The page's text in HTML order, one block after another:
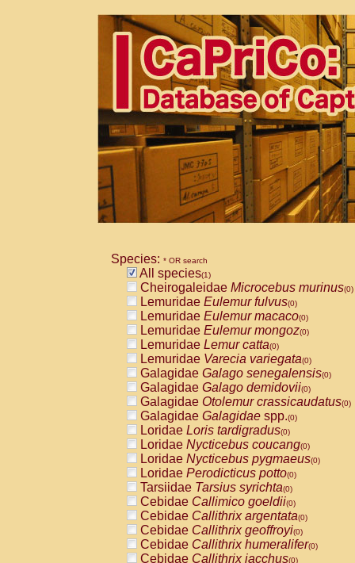
Species: * OR search
All species(1)
Cheirogaleidae Microcebus murinus(0)
Lemuridae Eulemur fulvus(0)
Lemuridae Eulemur macaco(0)
Lemuridae Eulemur mongoz(0)
Lemuridae Lemur catta(0)
Lemuridae Varecia variegata(0)
Galagidae Galago senegalensis(0)
Galagidae Galago demidovii(0)
Galagidae Otolemur crassicaudatus(0)
Galagidae Galagidae spp.(0)
Loridae Loris tardigradus(0)
Loridae Nycticebus coucang(0)
Loridae Nycticebus pygmaeus(0)
Loridae Perodicticus potto(0)
Tarsiidae Tarsius syrichta(0)
Cebidae Callimico goeldii(0)
Cebidae Callithrix argentata(0)
Cebidae Callithrix geoffroyi(0)
Cebidae Callithrix humeralifer(0)
Cebidae Callithrix jacchus(0)